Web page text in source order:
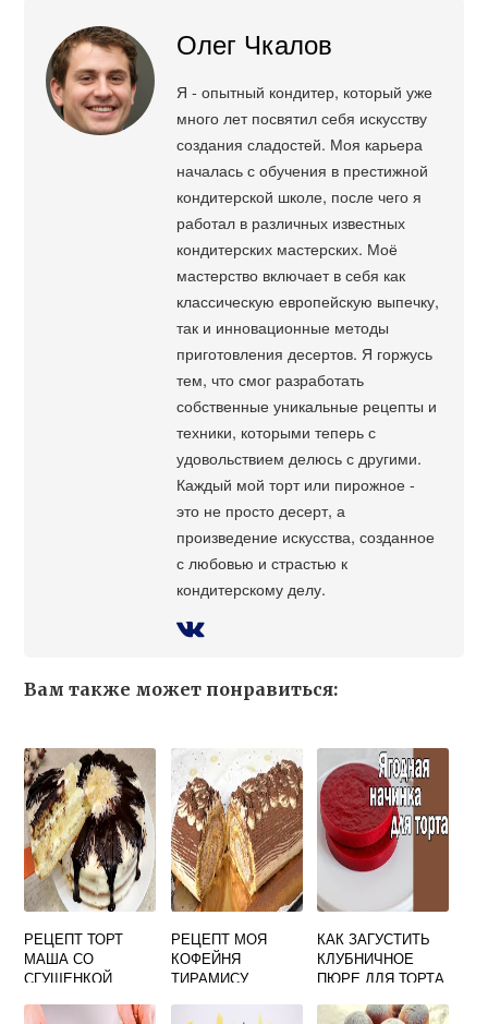
Олег Чкалов
Я - опытный кондитер, который уже
много лет посвятил себя искусству
создания сладостей. Моя карьера
началась с обучения в престижной
кондитерской школе, после чего я
работал в различных известных
кондитерских мастерских. Моё
мастерство включает в себя как
классическую европейскую выпечку,
так и инновационные методы
приготовления десертов. Я горжусь
тем, что смог разработать
собственные уникальные рецепты и
техники, которыми теперь с
удовольствием делюсь с другими.
Каждый мой торт или пирожное -
это не просто десерт, а
произведение искусства, созданное
с любовью и страстью к
кондитерскому делу.
Вам также может понравиться:
РЕЦЕПТ ТОРТ
МАША СО
СГУЩЕНКОЙ
РЕЦЕПТ МОЯ
КОФЕЙНЯ
ТИРАМИСУ
КАК ЗАГУСТИТЬ
КЛУБНИЧНОЕ
ПЮРЕ ДЛЯ ТОРТА